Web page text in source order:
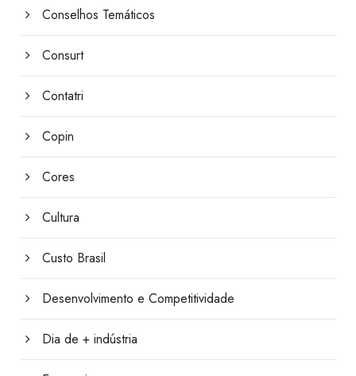
Conselhos Temáticos
Consurt
Contatri
Copin
Cores
Cultura
Custo Brasil
Desenvolvimento e Competitividade
Dia de + indústria